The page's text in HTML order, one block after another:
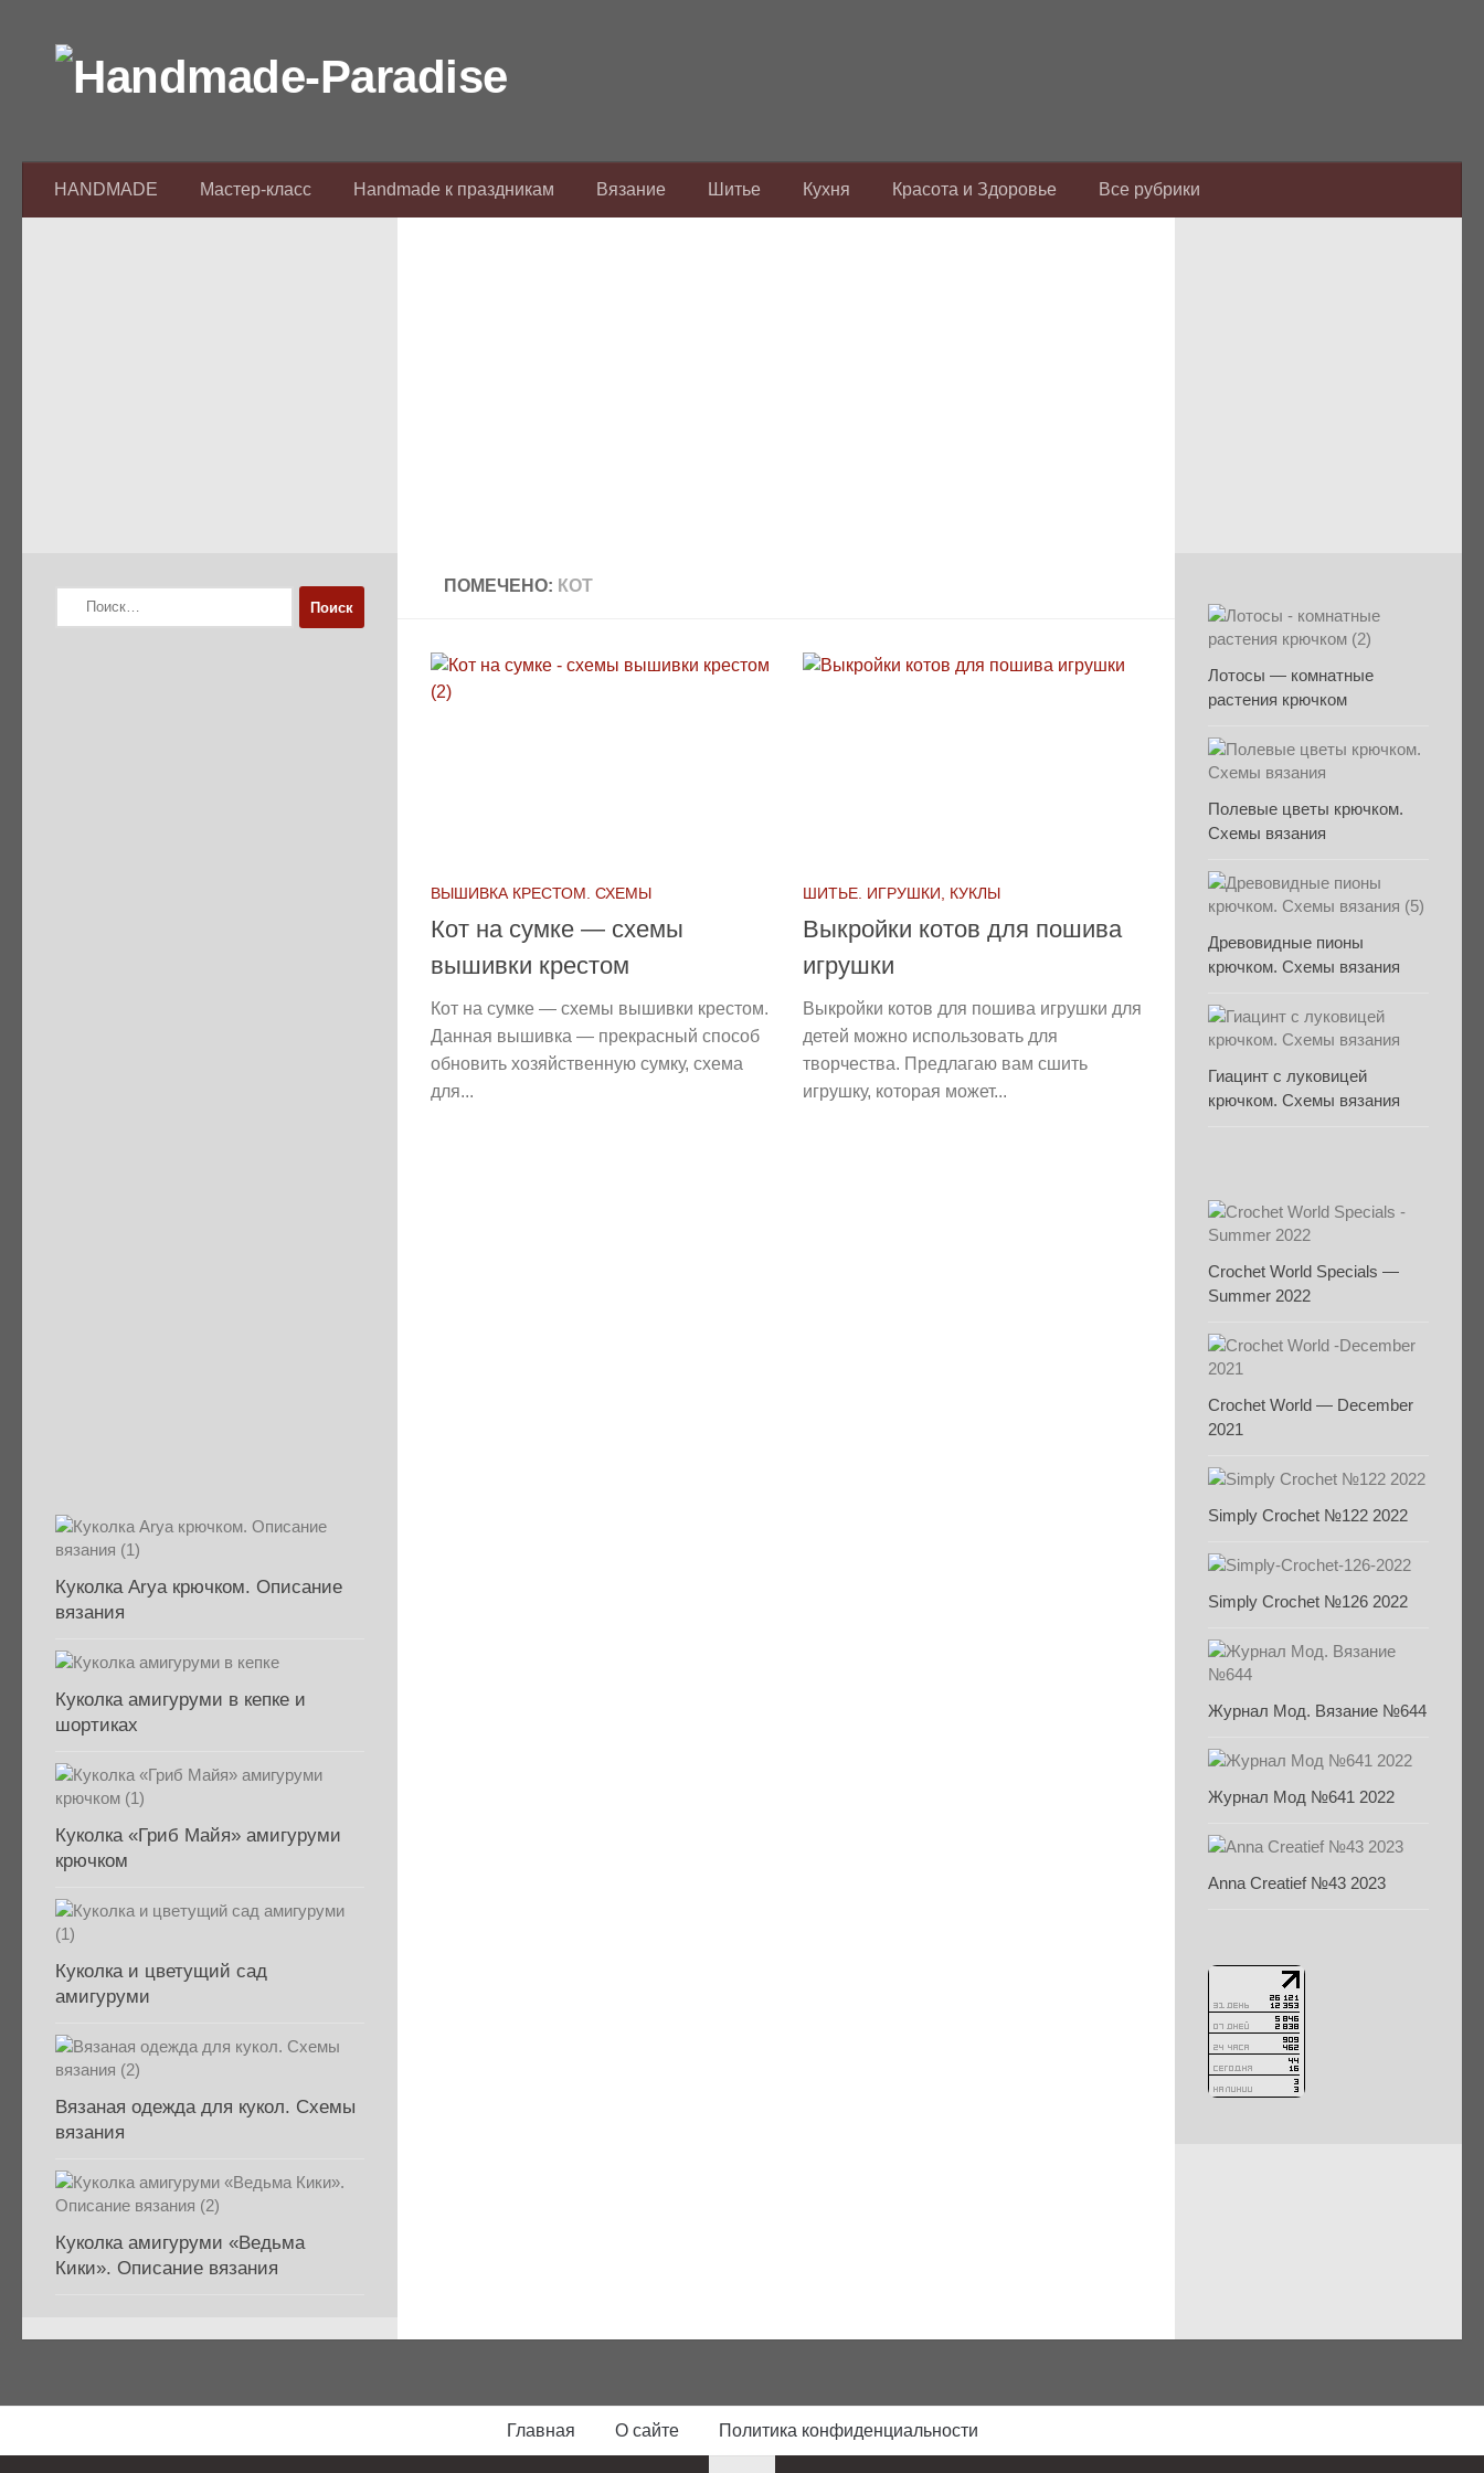
HANDMADE Мастер-класс Handmade к праздникам Вязание Шитье Кухня Красота и Здоровье Все рубрики
ПОМЕЧЕНО: КОТ
ВЫШИВКА КРЕСТОМ. СХЕМЫ
Кот на сумке — схемы
вышивки крестом
Кот на сумке — схемы вышивки крестом.
Данная вышивка — прекрасный способ
обновить хозяйственную сумку, схема
для...
ШИТЬЕ. ИГРУШКИ, КУКЛЫ
Выкройки котов для пошива
игрушки
Выкройки котов для пошива игрушки для
детей можно использовать для
творчества. Предлагаю вам сшить
игрушку, которая может...
Найти:
Куколка Arya крючком. Описание
вязания
Куколка амигуруми в кепке и
шортиках
Куколка «Гриб Майя» амигуруми
крючком
Куколка и цветущий сад
амигуруми
Вязаная одежда для кукол. Схемы
вязания
Куколка амигуруми «Ведьма
Кики». Описание вязания
Лотосы — комнатные
растения крючком
Полевые цветы крючком.
Схемы вязания
Древовидные пионы
крючком. Схемы вязания
Гиацинт с луковицей
крючком. Схемы вязания
Crochet World Specials —
Summer 2022
Crochet World — December
2021
Simply Crochet №122 2022
Simply Crochet №126 2022
Журнал Мод. Вязание №644
Журнал Мод №641 2022
Anna Creatief №43 2023
Главная О сайте Политика конфиденциальности